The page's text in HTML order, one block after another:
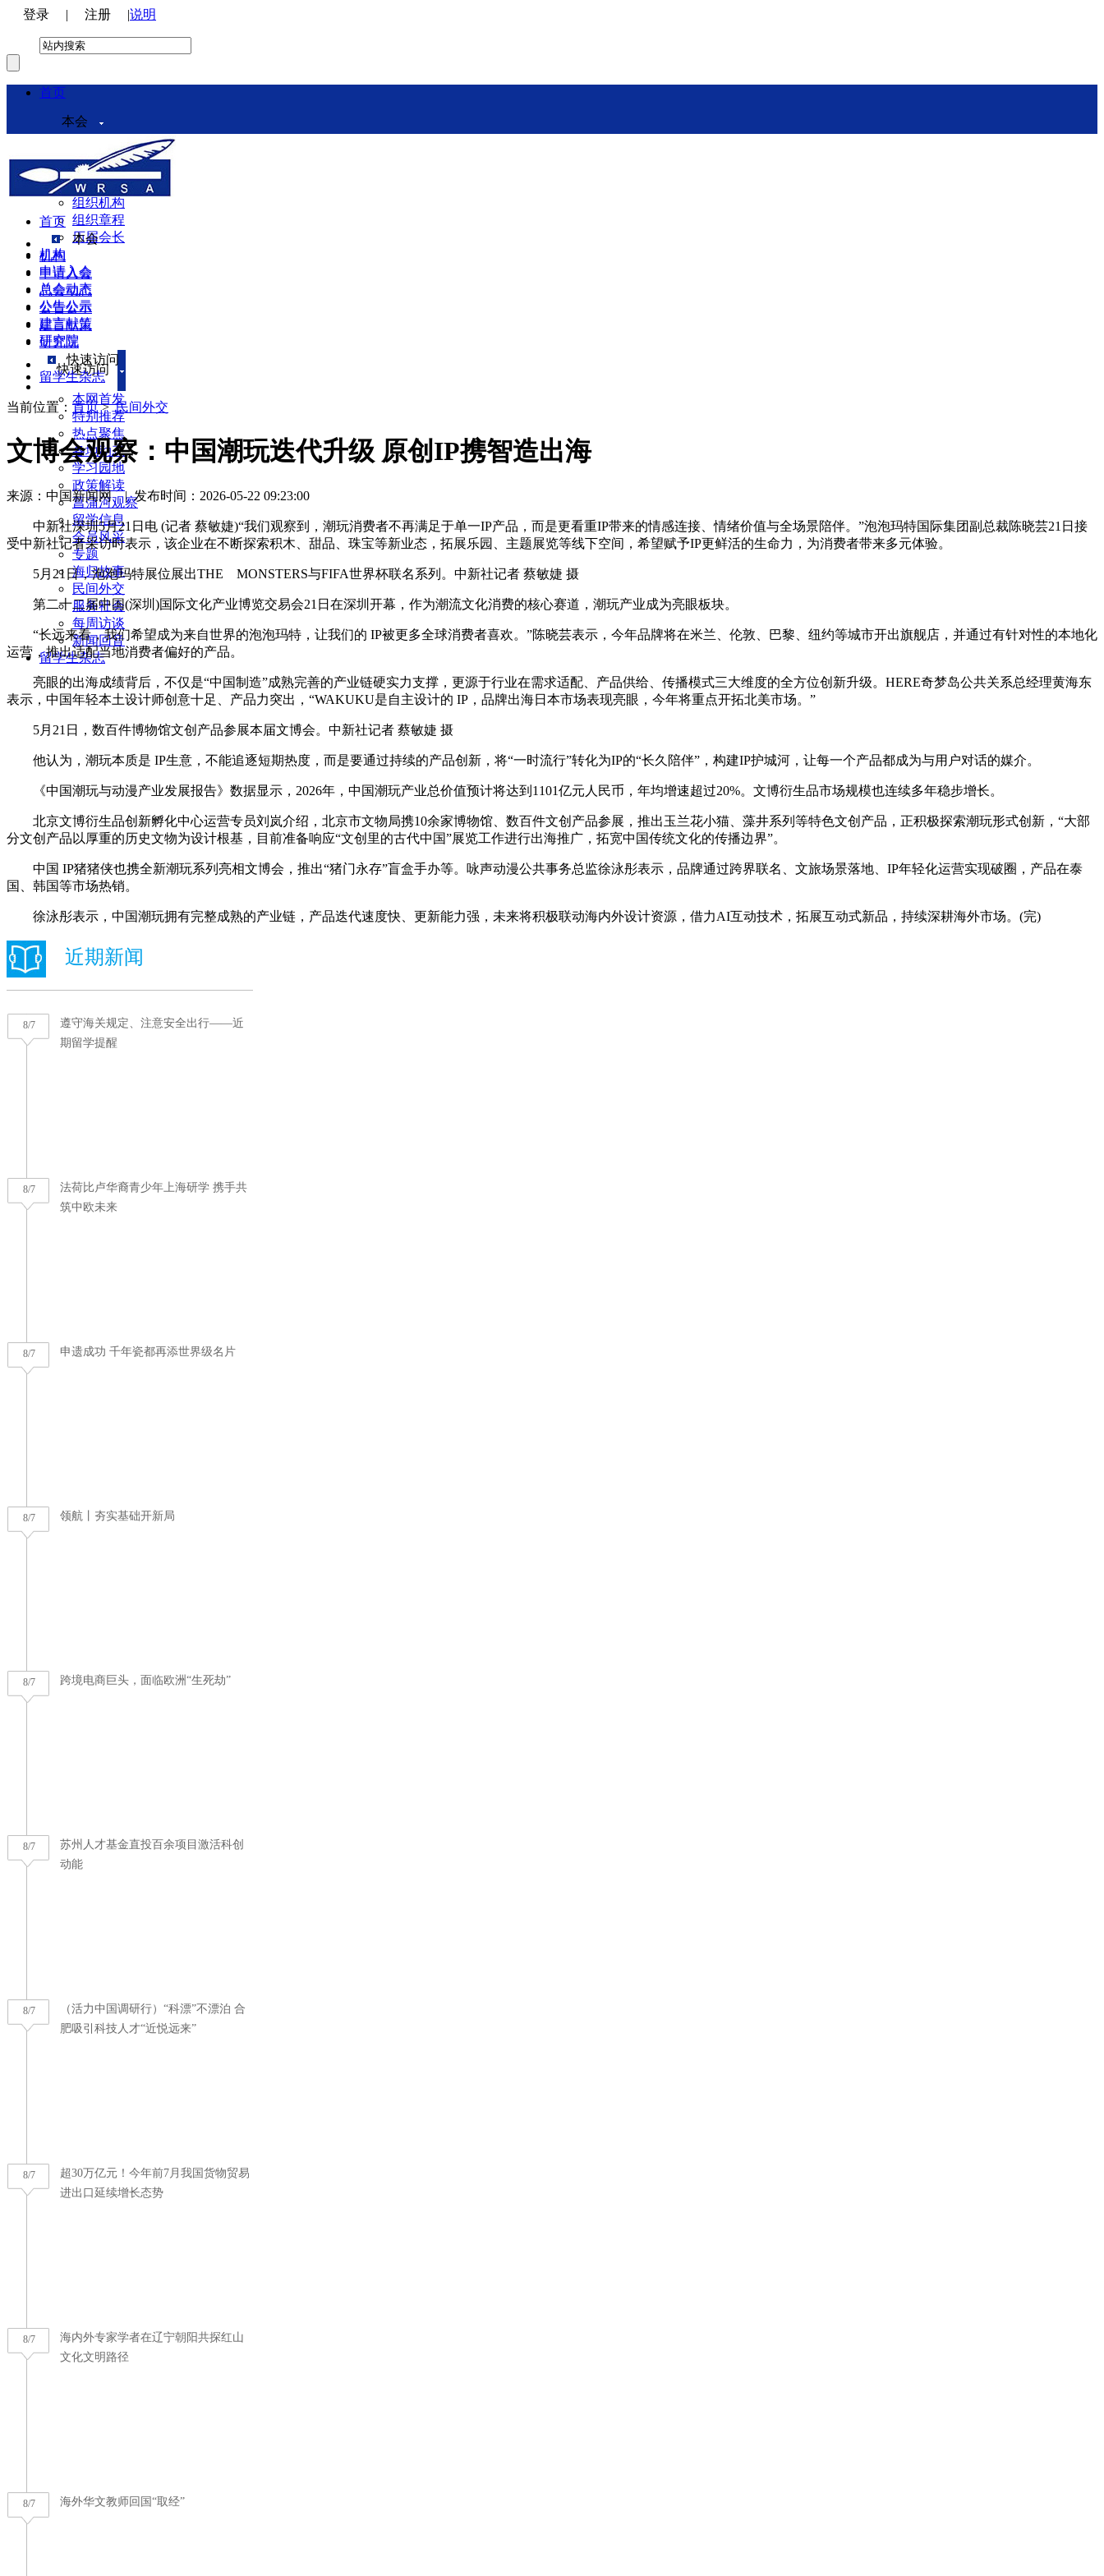
登录 | 注册 |说明
首页
本会
本会介绍
领导机构
理事会
组织机构
组织章程
历届会长
机构
申请入会
总会动态
公告公示
建言献策
研究院
快速访问
本网首发
特别推荐
热点聚焦
各地动态
学习园地
政策解读
菖蒲河观察
留学信息
会员风采
专题
海归故事
民间外交
服务社会
每周访谈
新闻回音
留学生杂志
首页
本会
机构
申请入会
总会动态
公告公示
建言献策
研究院
快速访问
留学生杂志
当前位置： 首页>民间外交
文博会观察：中国潮玩迭代升级 原创IP携智造出海
来源：中国新闻网 |发布时间：2026-05-22 09:23:00
中新社深圳5月21日电 (记者 蔡敏婕)“我们观察到，潮玩消费者不再满足于单一IP产品，而是更看重IP带来的情感连接、情绪价值与全场景陪伴。”泡泡玛特国际集团副总裁陈晓芸21日接
受中新社记者采访时表示，该企业在不断探索积木、甜品、珠宝等新业态，拓展乐园、主题展览等线下空间，希望赋予IP更鲜活的生命力，为消费者带来多元体验。
5月21日，泡泡玛特展位展出THE MONSTERS与FIFA世界杯联名系列。中新社记者 蔡敏婕 摄
第二十二届中国(深圳)国际文化产业博览交易会21日在深圳开幕，作为潮流文化消费的核心赛道，潮玩产业成为亮眼板块。
“长远来看，我们希望成为来自世界的泡泡玛特，让我们的 IP被更多全球消费者喜欢。”陈晓芸表示，今年品牌将在米兰、伦敦、巴黎、纽约等城市开出旗舰店，并通过有针对性的本地化
运营，推出适配当地消费者偏好的产品。
亮眼的出海成绩背后，不仅是“中国制造”成熟完善的产业链硬实力支撑，更源于行业在需求适配、产品供给、传播模式三大维度的全方位创新升级。HERE奇梦岛公共关系总经理黄海东
表示，中国年轻本土设计师创意十足、产品力突出，“WAKUKU是自主设计的 IP，品牌出海日本市场表现亮眼，今年将重点开拓北美市场。”
5月21日，数百件博物馆文创产品参展本届文博会。中新社记者 蔡敏婕 摄
他认为，潮玩本质是 IP生意，不能追逐短期热度，而是要通过持续的产品创新，将“一时流行”转化为IP的“长久陪伴”，构建IP护城河，让每一个产品都成为与用户对话的媒介。
《中国潮玩与动漫产业发展报告》数据显示，2026年，中国潮玩产业总价值预计将达到1101亿元人民币，年均增速超过20%。文博衍生品市场规模也连续多年稳步增长。
北京文博衍生品创新孵化中心运营专员刘岚介绍，北京市文物局携10余家博物馆、数百件文创产品参展，推出玉兰花小猫、藻井系列等特色文创产品，正积极探索潮玩形式创新，“大部
分文创产品以厚重的历史文物为设计根基，目前准备响应“文创里的古代中国”展览工作进行出海推广，拓宽中国传统文化的传播边界”。
中国 IP猪猪侠也携全新潮玩系列亮相文博会，推出“猪门永存”盲盒手办等。咏声动漫公共事务总监徐泳彤表示，品牌通过跨界联名、文旅场景落地、IP年轻化运营实现破圈，产品在泰
国、韩国等市场热销。
徐泳彤表示，中国潮玩拥有完整成熟的产业链，产品迭代速度快、更新能力强，未来将积极联动海内外设计资源，借力AI互动技术，拓展互动式新品，持续深耕海外市场。(完)